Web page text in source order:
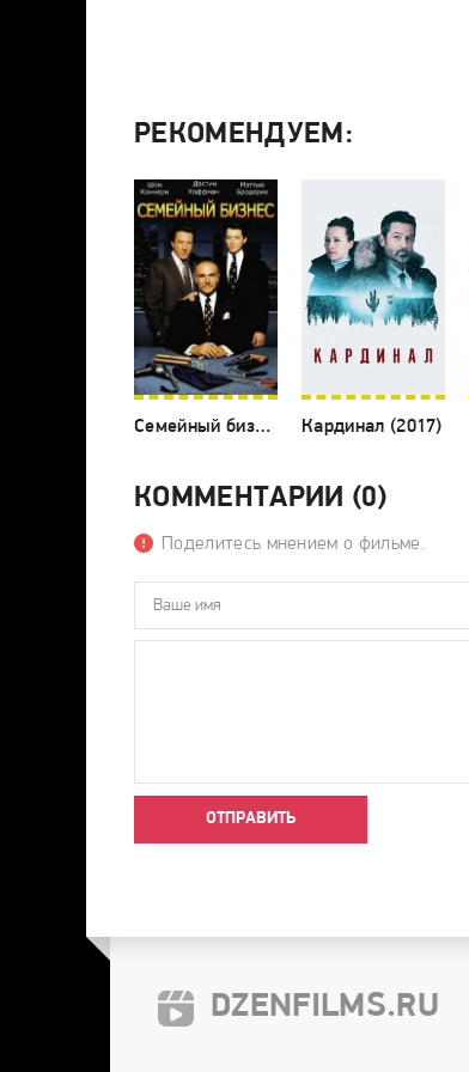
РЕКОМЕНДУЕМ:
Семейный бизнес (1989) Кардинал (2017)
КОММЕНТАРИИ (0)
Поделитесь мнением о фильме.
ОТПРАВИТЬ
DZENFILMS.RU